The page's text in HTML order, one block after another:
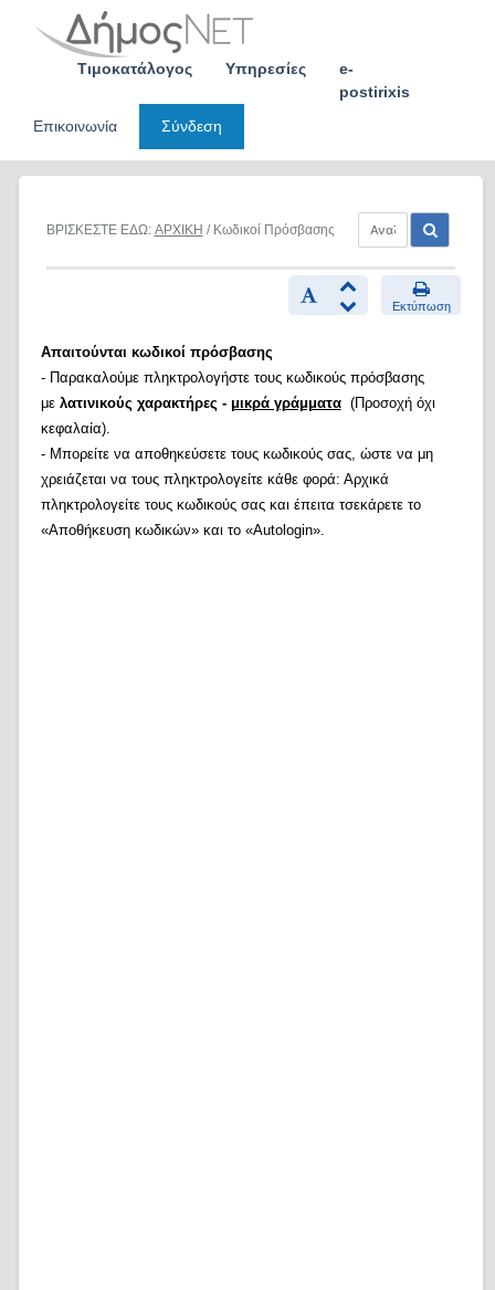
Τιμοκατάλογος Υπηρεσίες
e-
postirixis
Επικοινωνία
Σύνδεση
ΒΡΙΣΚΕΣΤΕ ΕΔΩ: ΑΡΧΙΚΗ / Κωδικοί Πρόσβασης
Εκτύπωση
Απαιτούνται κωδικοί πρόσβασης
- Παρακαλούμε πληκτρολογήστε τους κωδικούς πρόσβασης
με λατινικούς χαρακτήρες - μικρά γράμματα(Προσοχή όχι
κεφαλαία).
- Μπορείτε να αποθηκεύσετε τους κωδικούς σας, ώστε να μη
χρειάζεται να τους πληκτρολογείτε κάθε φορά: Αρχικά
πληκτρολογείτε τους κωδικούς σας και έπειτα τσεκάρετε το
«Αποθήκευση κωδικών» και το «Autologin».